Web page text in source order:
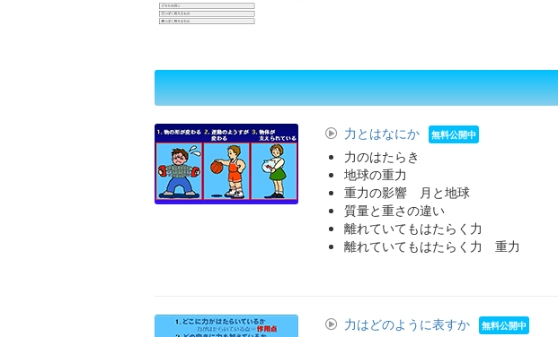
力とはなにか
力のはたらき
地球の重力
重力の影響 月と地球
質量と重さの違い
離れていてもはたらく力
離れていてもはたらく力 重力
力はどのように表すか